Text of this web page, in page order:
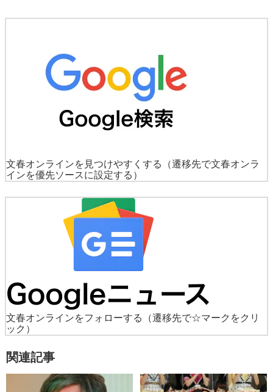
文春オンラインを見つけやすくする
（遷移先で文春オンラ
インを優先ソースに設定する）
文春オンラインをフォローする
（遷移先で☆マークをクリ
ック）
関連記事